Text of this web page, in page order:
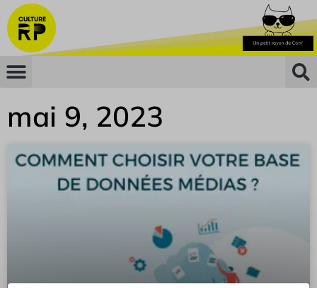
mai 9, 2023